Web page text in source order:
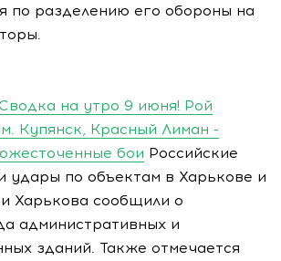
по разделению его обороны на
на утро 9 июня! Рой
Купянск, Красный Лиман -
бои Российские
удары по объектам в Харькове и
Харькова сообщили о
административных и
зданий. Также отмечается